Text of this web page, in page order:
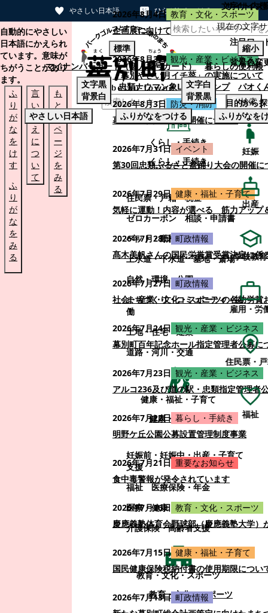
やさしい日本語 ひらがなをつける
本文へスキップする
自動的にやさしい
日本語にかえられ
ています。意味が
ちがうことがあり
ます。
ふ
り
が
な
を
け
す
ふ
り
が
な
を
み
る
言
い
替
え
に
つ
い
て
も
と
の
ペ
ー
ジ
を
み
る
検索
くらし・手続き
くらし・手続き
住民票・戸籍
税金
ゼロカーボン
相談・申請書
ペット・動植物
ごみ
上水道・下水道
墓地・斎場
自然・環境・公園
まちづくり・コミュニティ・協
働
土地・住宅・建築
道路・河川・交通
健康・福祉・子育て
健康・福祉・子育て
妊娠前・妊娠中・出産・子育て
支援
福祉
医療保険・年金
医療・健康
介護保険・高齢者支援
教育・文化・スポーツ
教育・文化・スポーツ
2026年8月4日 教育・文化・スポーツ
企画展に向けて：安東ウメ子さんとの思
2026年8月3日 観光・産業・ビジネス
「幕別やさい月イチ菜」の実施について
2026年8月3日 防災・消防
幕別町防災フェアの開催について
2026年7月31日 イベント
第30回忠類ふるさと盆踊り大会の開催に
2026年7月29日 健康・福祉・子育て
気軽に運動！内容が選べる 筋力アップ
2026年7月28日 町政情報
髙木美帆さんの国民栄誉賞受賞決定に係
2026年7月27日 町政情報
社会・産業・文化・スポーツの各功労
2026年7月24日 観光・産業・ビジネス
幕別町百年記念ホール指定管理者公募に
2026年7月23日 観光・産業・ビジネス
アルコ236及び道の駅・忠類指定管理者
2026年7月22日 暮らし・手続き
明野ケ丘公園公募設置管理制度事業
2026年7月21日 重要なお知らせ
食中毒警報が発令されています
2026年7月16日 教育・文化・スポーツ
慶應義塾体育会野球部（慶應義塾大学）
2026年7月15日 健康・福祉・子育て
国民健康保険税納付書の使用期限につい
2026年7月13日 町政情報
サイト内
注目ワー
マイナンバーカード（個人番号カード）
暮らしの便利帳
忠類ナウマン象LINEスタンプ
パオく
目的から
妊娠
出産
学校教育
雇用・労
住民票・
福祉
文字サイズ
現在の文字
標準
縮小
背景色変
文字黒
背景白
文字白
背景黒
やさしい日本語
ふりがなをつける ふりがなを